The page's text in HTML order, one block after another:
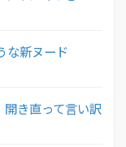
な新ヌード
開き直って言い訳